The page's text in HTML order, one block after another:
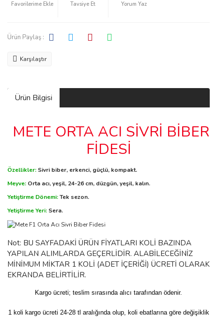
Tavsiye Et Yorum Yaz
Ürün Paylaş :
Karşılaştır
Ürün Bilgisi
METE ORTA ACI SİVRİ BİBER
FİDESİ
Özellikler: Sivri biber, erkenci, güçlü, kompakt.
Meyve: Orta acı, yeşil, 24-26 cm, düzgün, yeşil, kalın.
Yetiştirme Dönemi:Tek sezon.
Yetiştirme Yeri: Sera.
Not: BU SAYFADAKİ ÜRÜN FİYATLARI KOLİ BAZINDA
YAPILAN ALIMLARDA GEÇERLİDİR. ALABİLECEĞİNİZ
MİNİMUM MİKTAR 1 KOLİ (ADET İÇERİĞİ) ÜCRETİ OLARAK
EKRANDA BELİRTİLİR.
Kargo ücreti; teslim sırasında alıcı tarafından ödenir.
1 koli kargo ücreti 24-28 tl aralığında olup, koli ebatlarına göre değişiklik